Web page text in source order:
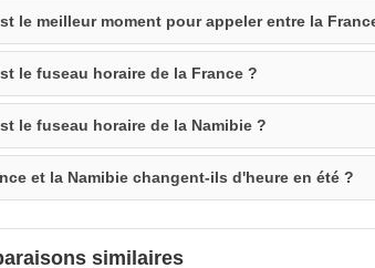
le meilleur moment pour appeler entre la
le fuseau horaire de la France ?
le fuseau horaire de la Namibie ?
et la Namibie changent-ils d'heure en été ?
similaires